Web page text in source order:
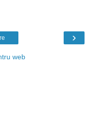
›
web